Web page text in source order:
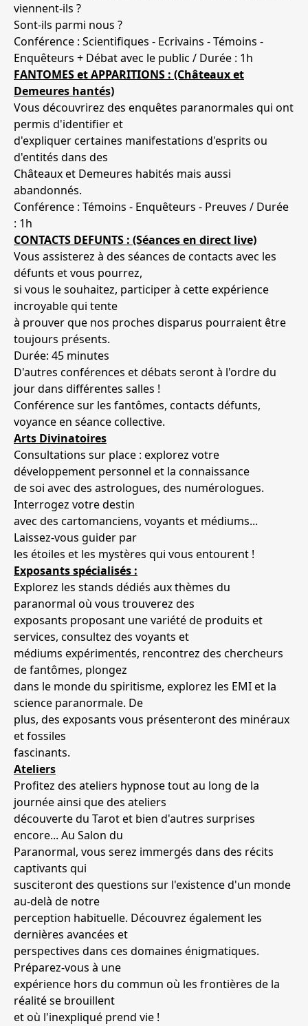
viennent-ils ?
Sont-ils parmi nous ?
Conférence : Scientifiques - Ecrivains - Témoins -
Enquêteurs + Débat avec le public / Durée : 1h
FANTOMES et APPARITIONS : (Châteaux et
Demeures hantés)
Vous découvrirez des enquêtes paranormales qui ont
permis d'identifier et
d'expliquer certaines manifestations d'esprits ou
d'entités dans des
Châteaux et Demeures habités mais aussi
abandonnés.
Conférence : Témoins - Enquêteurs - Preuves / Durée
: 1h
CONTACTS DEFUNTS : (Séances en direct live)
Vous assisterez à des séances de contacts avec les
défunts et vous pourrez,
si vous le souhaitez, participer à cette expérience
incroyable qui tente
à prouver que nos proches disparus pourraient être
toujours présents.
Durée: 45 minutes
D'autres conférences et débats seront à l'ordre du
jour dans différentes salles !
Conférence sur les fantômes, contacts défunts,
voyance en séance collective.
Arts Divinatoires
Consultations sur place : explorez votre
développement personnel et la connaissance
de soi avec des astrologues, des numérologues.
Interrogez votre destin
avec des cartomanciens, voyants et médiums...
Laissez-vous guider par
les étoiles et les mystères qui vous entourent !
Exposants spécialisés :
Explorez les stands dédiés aux thèmes du
paranormal où vous trouverez des
exposants proposant une variété de produits et
services, consultez des voyants et
médiums expérimentés, rencontrez des chercheurs
de fantômes, plongez
dans le monde du spiritisme, explorez les EMI et la
science paranormale. De
plus, des exposants vous présenteront des minéraux
et fossiles
fascinants.
Ateliers
Profitez des ateliers hypnose tout au long de la
journée ainsi que des ateliers
découverte du Tarot et bien d'autres surprises
encore... Au Salon du
Paranormal, vous serez immergés dans des récits
captivants qui
susciteront des questions sur l'existence d'un monde
au-delà de notre
perception habituelle. Découvrez également les
dernières avancées et
perspectives dans ces domaines énigmatiques.
Préparez-vous à une
expérience hors du commun où les frontières de la
réalité se brouillent
et où l'inexpliqué prend vie !